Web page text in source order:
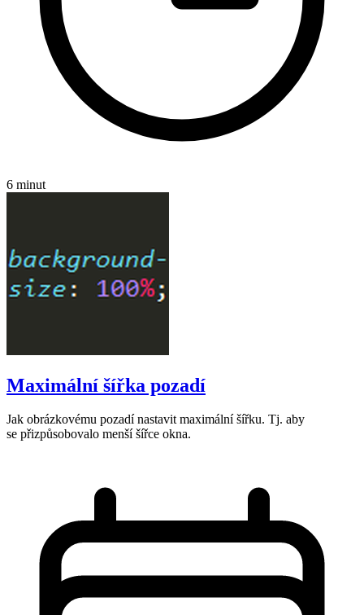
6 minut
Maximální šířka pozadí
Jak obrázkovému pozadí nastavit maximální šířku. Tj. aby
se přizpůsobovalo menší šířce okna.